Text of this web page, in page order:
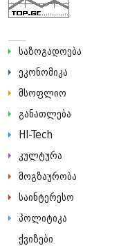
საზოგადოება
ეკონომიკა
მსოფლიო
განათლება
HI-Tech
კულტურა
მოგზაურობა
საინტერესო
პოლიტიკა
ქვიზები